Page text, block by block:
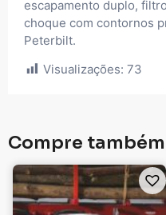
escapamento duplo,
choque com contornos
Peterbilt.
Visualizações: 73
Compre